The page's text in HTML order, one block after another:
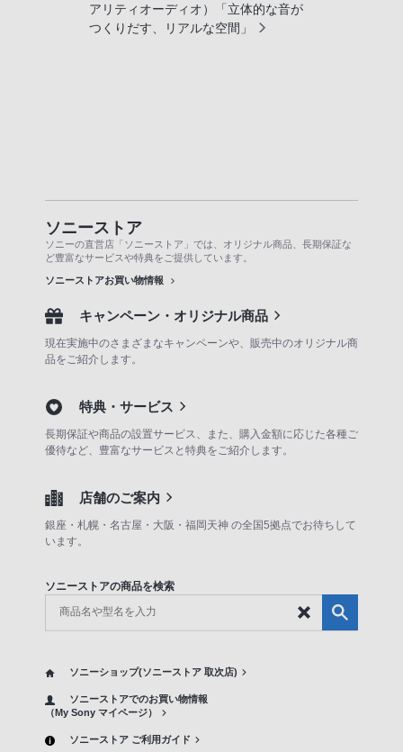
アリティオーディオ）「立体的な音が
つくりだす、リアルな空間」
ソニーストア
ソニーの直営店「ソニーストア」では、オリジナル商品、長期保証な
ど豊富なサービスや特典をご提供しています。
ソニーストアお買い物情報
キャンペーン・オリジナル商品
現在実施中のさまざまなキャンペーンや、販売中のオリジナル商
品をご紹介します。
特典・サービス
長期保証や商品の設置サービス、また、購入金額に応じた各種ご
優待など、豊富なサービスと特典をご紹介します。
店舗のご案内
銀座・札幌・名古屋・大阪・福岡天神 の全国5拠点でお待ちして
います。
ソニーストアの商品を検索
ソニーショップ(ソニーストア 取次店)
ソニーストアでのお買い物情報
（My Sony マイページ）
ソニーストア ご利用ガイド